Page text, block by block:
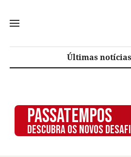
Últimas notícias
PASSATEMPOS
DESCUBRA OS NOVOS